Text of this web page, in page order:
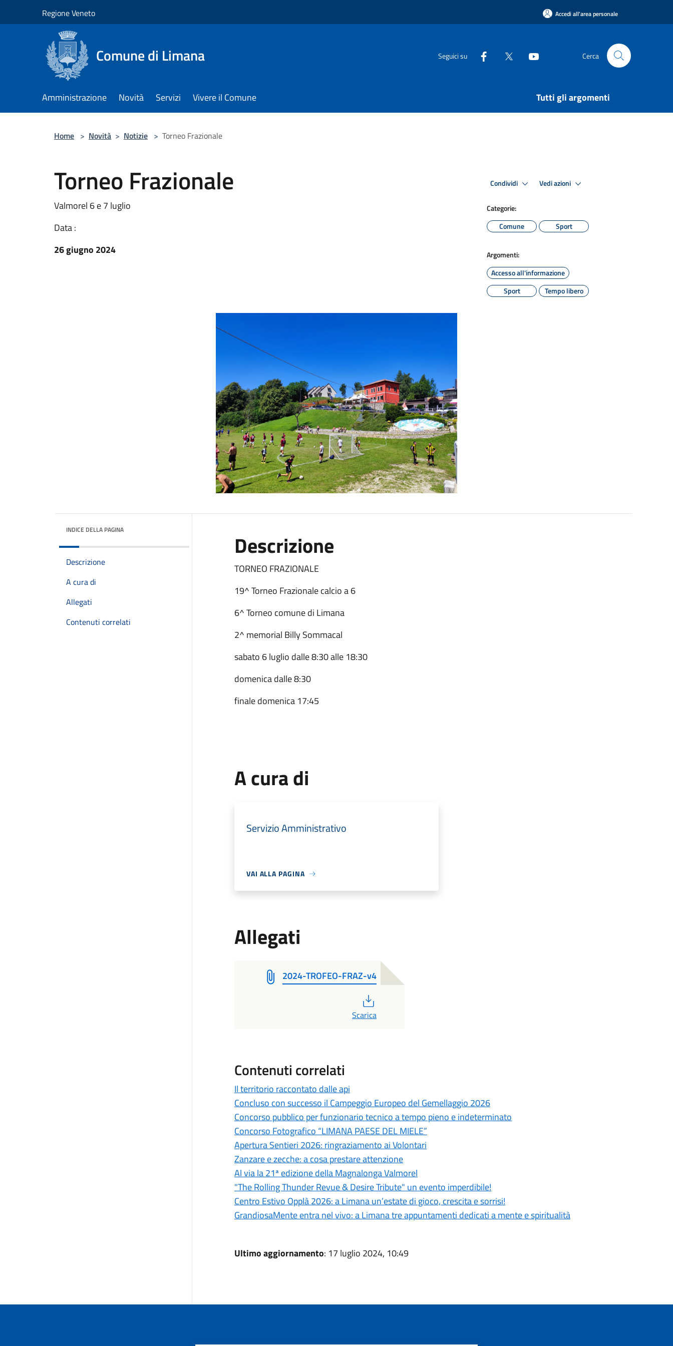
Regione Veneto Accedi all'area personale
Comune di Limana Seguici su Cerca
Amministrazione Novità Servizi Vivere il Comune Tutti gli argomenti
Home > Novità > Notizie > Torneo Frazionale
Torneo Frazionale
Valmorel 6 e 7 luglio
Data :
26 giugno 2024
Condividi Vedi azioni
Categorie:
Comune
Sport
Argomenti:
Accesso all'informazione
Sport
Tempo libero
INDICE DELLA PAGINA
Descrizione
A cura di
Allegati
Contenuti correlati
Descrizione
TORNEO FRAZIONALE
19^ Torneo Frazionale calcio a 6
6^ Torneo comune di Limana
2^ memorial Billy Sommacal
sabato 6 luglio dalle 8:30 alle 18:30
domenica dalle 8:30
finale domenica 17:45
A cura di
Servizio Amministrativo
VAI ALLA PAGINA
Allegati
2024-TROFEO-FRAZ-v4
Scarica
Contenuti correlati
Il territorio raccontato dalle api
Concluso con successo il Campeggio Europeo del Gemellaggio 2026
Concorso pubblico per funzionario tecnico a tempo pieno e indeterminato
Concorso Fotografico “LIMANA PAESE DEL MIELE”
Apertura Sentieri 2026: ringraziamento ai Volontari
Zanzare e zecche: a cosa prestare attenzione
Al via la 21ª edizione della Magnalonga Valmorel
"The Rolling Thunder Revue & Desire Tribute" un evento imperdibile!
Centro Estivo Opplà 2026: a Limana un’estate di gioco, crescita e sorrisi!
GrandiosaMente entra nel vivo: a Limana tre appuntamenti dedicati a mente e spiritualità
Ultimo aggiornamento: 17 luglio 2024, 10:49